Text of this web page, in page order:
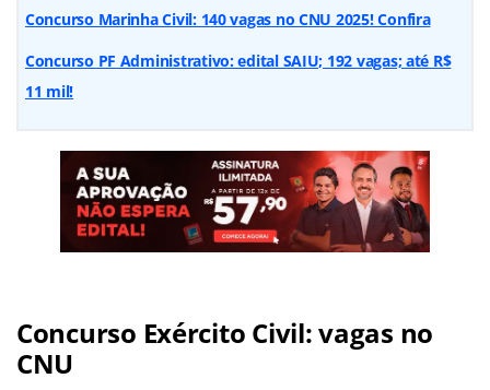
Concurso Marinha Civil: 140 vagas no CNU 2025! Confira
Concurso PF Administrativo: edital SAIU; 192 vagas; até R$
11 mil!
Concurso Exército Civil: vagas no
CNU